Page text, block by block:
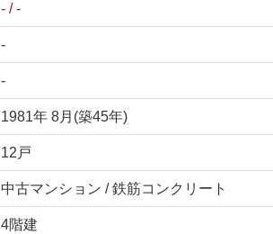
- / -
-
-
1981年 8月(築45年)
12戸
中古マンション / 鉄筋コンクリート
4階建